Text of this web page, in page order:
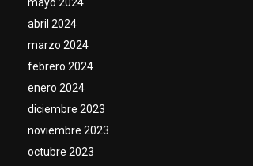
abril 2024
marzo 2024
febrero 2024
enero 2024
diciembre 2023
noviembre 2023
octubre 2023